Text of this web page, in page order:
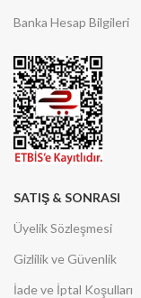
Banka Hesap Bilgileri
SATIŞ & SONRASI
Üyelik Sözleşmesi
Gizlilik ve Güvenlik
İade ve İptal Koşulları